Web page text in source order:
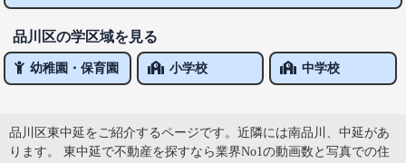
品川区の学区域を見る
幼稚園・保育園 小学校 中学校
品川区東中延をご紹介するページです。近隣には南品川、中延があ
ります。 東中延で不動産を探すなら業界No1の動画数と写真での住